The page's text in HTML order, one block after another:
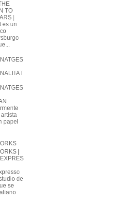
TO
|
es un
papel
|
de
se